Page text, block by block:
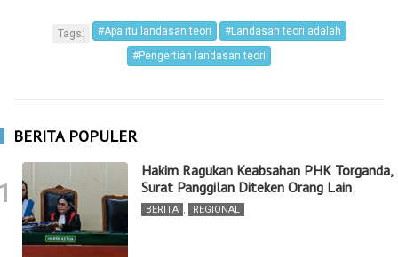
Tags: #Apa itu landasan teori
#Landasan teori adalah
#Pengertian landasan teori
BERITA POPULER
Hakim Ragukan Keabsahan PHK Torganda,
Surat Panggilan Diteken Orang Lain
BERITA , REGIONAL